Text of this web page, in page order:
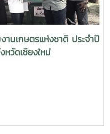
นเกษตรแห่งชาติ ประจำปี
วัดเชียงใหม่